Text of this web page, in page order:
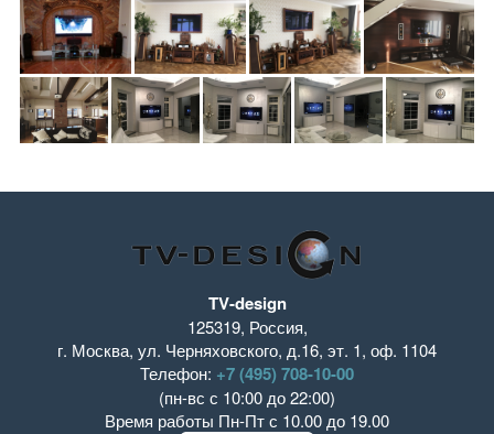
TV-design
125319, Россия,
г. Москва, ул. Черняховского, д.16, эт. 1, оф. 1104
Телефон: +7 (495) 708-10-00
(пн-вс с 10:00 до 22:00)
Время работы Пн-Пт с 10.00 до 19.00